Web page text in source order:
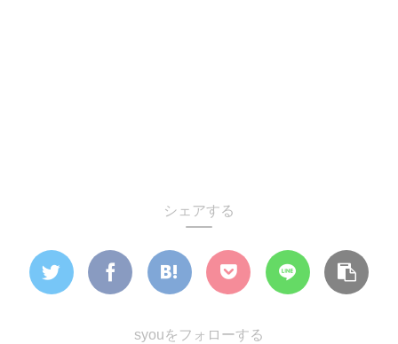
シェアする
syouをフォローする